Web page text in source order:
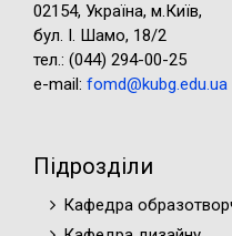
02154, Україна, м.Київ,
бул. І. Шамо, 18/2
тел.: (044) 294-00-25
e-mail: fomd@kubg.edu.ua
Підрозділи
Кафедра